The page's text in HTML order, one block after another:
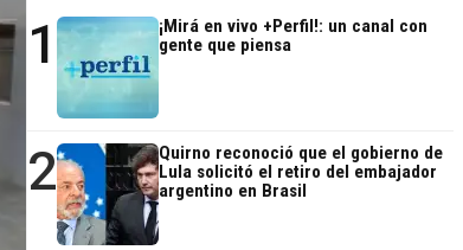
1
¡Mirá en vivo +Perfil!: un canal con
gente que piensa
2
Quirno reconoció que el gobierno de
Lula solicitó el retiro del embajador
argentino en Brasil